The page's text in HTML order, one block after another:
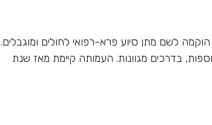
לשם מתן סיוע פרא-רפואי לחולים ומוגבלים.
בדרכים מגוונות. העמותה קיימת מאז שנת